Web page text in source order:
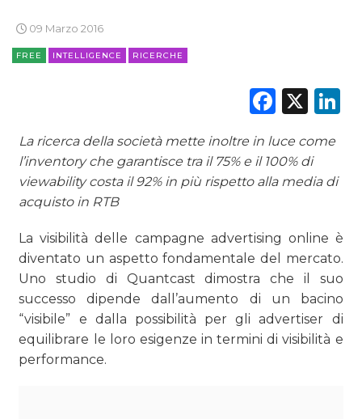
09 Marzo 2016
FREE INTELLIGENCE RICERCHE
X
La ricerca della società mette inoltre in luce come
l’inventory che garantisce tra il 75% e il 100% di
viewability costa il 92% in più rispetto alla media di
acquisto in RTB
La visibilità delle campagne advertising online è
diventato un aspetto fondamentale del mercato.
Uno studio di Quantcast dimostra che il suo
successo dipende dall’aumento di un bacino
“visibile” e dalla possibilità per gli advertiser di
equilibrare le loro esigenze in termini di visibilità e
performance.